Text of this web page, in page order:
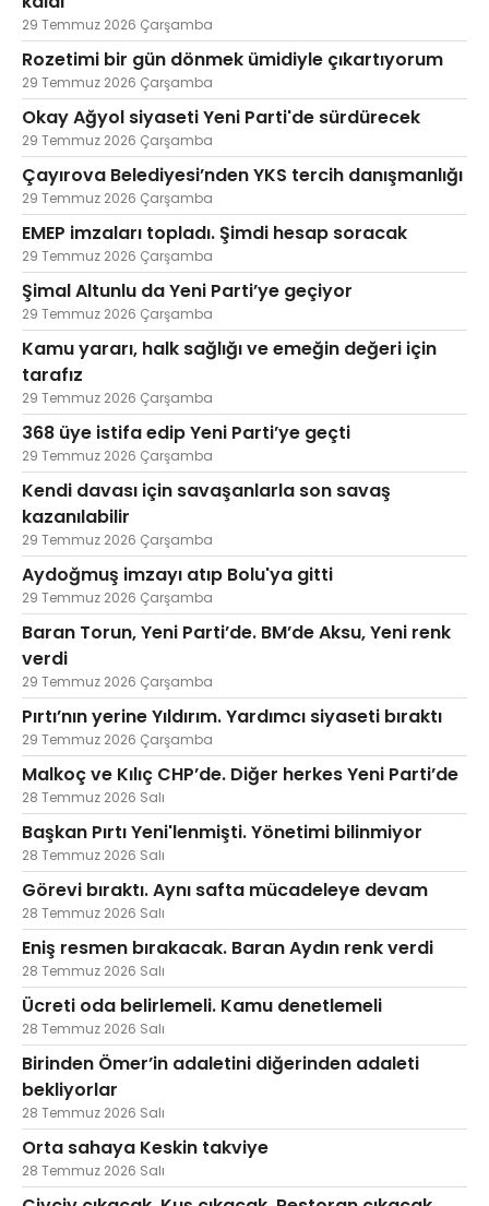
29 Temmuz 2026 Çarşamba
Rozetimi bir gün dönmek ümidiyle çıkartıyorum
29 Temmuz 2026 Çarşamba
Okay Ağyol siyaseti Yeni Parti'de sürdürecek
29 Temmuz 2026 Çarşamba
Çayırova Belediyesi’nden YKS tercih danışmanlığı
29 Temmuz 2026 Çarşamba
EMEP imzaları topladı. Şimdi hesap soracak
29 Temmuz 2026 Çarşamba
Şimal Altunlu da Yeni Parti’ye geçiyor
29 Temmuz 2026 Çarşamba
Kamu yararı, halk sağlığı ve emeğin değeri için
tarafız
29 Temmuz 2026 Çarşamba
368 üye istifa edip Yeni Parti’ye geçti
29 Temmuz 2026 Çarşamba
Kendi davası için savaşanlarla son savaş
kazanılabilir
29 Temmuz 2026 Çarşamba
Aydoğmuş imzayı atıp Bolu'ya gitti
29 Temmuz 2026 Çarşamba
Baran Torun, Yeni Parti’de. BM’de Aksu, Yeni renk
verdi
29 Temmuz 2026 Çarşamba
Pırtı’nın yerine Yıldırım. Yardımcı siyaseti bıraktı
29 Temmuz 2026 Çarşamba
Malkoç ve Kılıç CHP’de. Diğer herkes Yeni Parti’de
28 Temmuz 2026 Salı
Başkan Pırtı Yeni'lenmişti. Yönetimi bilinmiyor
28 Temmuz 2026 Salı
Görevi bıraktı. Aynı safta mücadeleye devam
28 Temmuz 2026 Salı
Eniş resmen bırakacak. Baran Aydın renk verdi
28 Temmuz 2026 Salı
Ücreti oda belirlemeli. Kamu denetlemeli
28 Temmuz 2026 Salı
Birinden Ömer’in adaletini diğerinden adaleti
bekliyorlar
28 Temmuz 2026 Salı
Orta sahaya Keskin takviye
28 Temmuz 2026 Salı